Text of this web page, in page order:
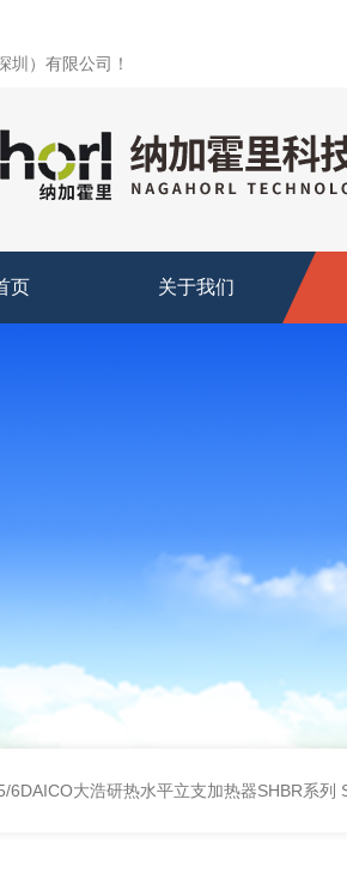
圳）有限公司！
页 关于我们
6DAICO大浩研热水平立支加热器SHBR系列